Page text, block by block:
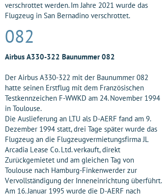
verschrottet werden. Im Jahre 2021 wurde das
Flugzeug in San Bernadino verschrottet.
082
Airbus A330-322 Baunummer 082
Der Airbus A330-322 mit der Baunummer 082
hatte seinen Erstflug mit dem Französischen
Testkennzeichen F-WWKD am 24. November 1994
in Toulouse.
Die Auslieferung an LTU als D-AERF fand am 9.
Dezember 1994 statt, drei Tage später wurde das
Flugzeug an die Flugzeugvermietungsfirma JL
Arcadia Lease Co. Ltd. verkauft, direkt
Zurückgemietet und am gleichen Tag von
Toulouse nach Hamburg-Finkenwerder zur
Vervollständigung der Inneneinrichtung überführt.
Am 16. Januar 1995 wurde die D-AERF nach